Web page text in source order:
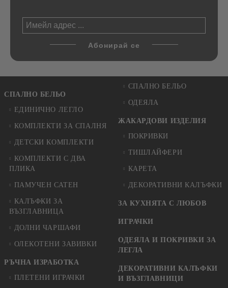
СПАЛНО БЕЛЬО
ЕДИНИЧНО ЛЕГЛО
КОМПЛЕКТИ ЗА СПАЛНЯ
ДЕТСКИ КОМПЛЕКТИ
КОМПЛЕКТИ С ДВА
ПЛИКА
ПАМУЧЕН САТЕН
КАЛЪФКИ ЗА
ВЪЗГЛАВНИЦА
ДОЛНИ ЧАРШАФИ
ОЛЕКОТЕНИ ЗАВИВКИ
РЪЧНА ИЗРАБОТКА
ПЛЕТЕНИ ИГРАЧКИ
СПАЛНО БЕЛЬО
ОДЕЯЛА
ЖАКАРДОВИ ИЗДЕЛИЯ
ПОКРИВКИ
ТИШЛАЙФЕРИ
КАРЕТА
ДЕКОРАТИВНИ КАЛЪФКИ
ЗА КУХНЯТА С ЛЮБОВ
ИГРАЧКИ
ОДЕЯЛА И ПОКРИВКИ ЗА
ЛЕГЛА
ДЕКОРАТИВНИ КАЛЪФКИ
И ВЪЗГЛАВНИЦИ